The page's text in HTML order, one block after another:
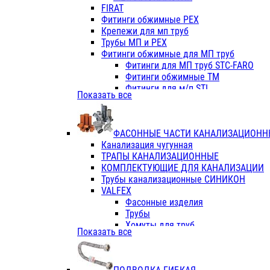
Фитинги ПП белые
Фитинги ПП белые
Фитинги ППс металл.белые
VALFEX
Трубы PE-RT
Трубы ПП водопровод белые
Трубы ПП водопровод серые
Трубы армированные
Трубы армированные
Фитинги с металл. серые
Фитинги ПП (серые)
Фитинги ПП белые
Краны
Фитинги ПП (белые)
Фитинги ПП с металлом белые
ПК КОНТУР
Краны полипропиленовые
Трубы полипропиленивые
FIRAT
Фитинги обжимные PEX
Крепежи для мп труб
Трубы МП и PEX
Фитинги обжимные для МП труб
Фитинги для МП труб STC-FARO
Фитинги обжимные ТМ
Фитинги для м/п STI
Фитинги для МП труб TITAN
TK
VALFEX
Показать все
ФАСОННЫЕ ЧАСТИ
Канализация чугунная
ТРАПЫ КАНАЛИЗАЦИОННЫЕ
КОМПЛЕКТУЮЩИЕ ДЛЯ КАНАЛИЗАЦИИ
Трубы канализационные СИНИКОН
VALFEX
Фасонные изделия
Трубы
Хомуты для труб
ПВХ (стройполимер)
Показать все